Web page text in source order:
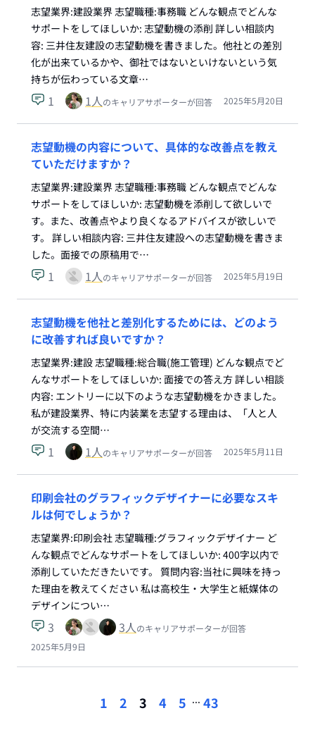
志望業界:建設業界 志望職種:事務職 どんな観点でどんな
サポートをしてほしいか: 志望動機の添削 詳しい相談内
容: 三井住友建設の志望動機を書きました。他社との差別
化が出来ているかや、御社ではないといけないという気
持ちが伝わっている文章…
1 1人のキャリアサポーターが回答 2025年5月20日
志望動機の内容について、具体的な改善点を教え
ていただけますか？
志望業界:建設業界 志望職種:事務職 どんな観点でどんな
サポートをしてほしいか: 志望動機を添削して欲しいで
す。また、改善点やより良くなるアドバイスが欲しいで
す。 詳しい相談内容: 三井住友建設への志望動機を書きま
した。面接での原稿用で…
1 1人のキャリアサポーターが回答 2025年5月19日
志望動機を他社と差別化するためには、どのよう
に改善すれば良いですか？
志望業界:建設 志望職種:総合職(施工管理) どんな観点でど
んなサポートをしてほしいか: 面接での答え方 詳しい相談
内容: エントリーに以下のような志望動機をかきました。
私が建設業界、特に内装業を志望する理由は、「人と人
が交流する空間…
1 1人のキャリアサポーターが回答 2025年5月11日
印刷会社のグラフィックデザイナーに必要なスキ
ルは何でしょうか？
志望業界:印刷会社 志望職種:グラフィックデザイナー ど
んな観点でどんなサポートをしてほしいか: 400字以内で
添削していただきたいです。 質問内容:当社に興味を持っ
た理由を教えてください 私は高校生・大学生と紙媒体の
デザインについ…
3 3人のキャリアサポーターが回答
2025年5月9日
1 2 3 4 5 ... 43